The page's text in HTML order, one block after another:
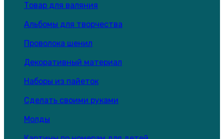
Товар для валяния
Альбомы для творчества
Проволока шенил
Декоративный материал
Наборы из пайеток
Сделать своими руками
Молды